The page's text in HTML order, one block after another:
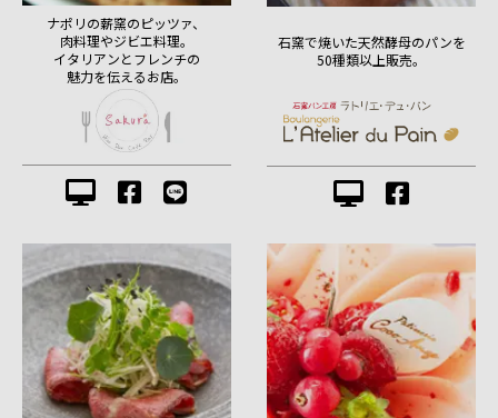
ナポリの薪窯のピッツァ、
肉料理やジビエ料理。
イタリアンとフレンチの
魅力を伝えるお店。
石窯で焼いた天然酵母のパンを
50種類以上販売。